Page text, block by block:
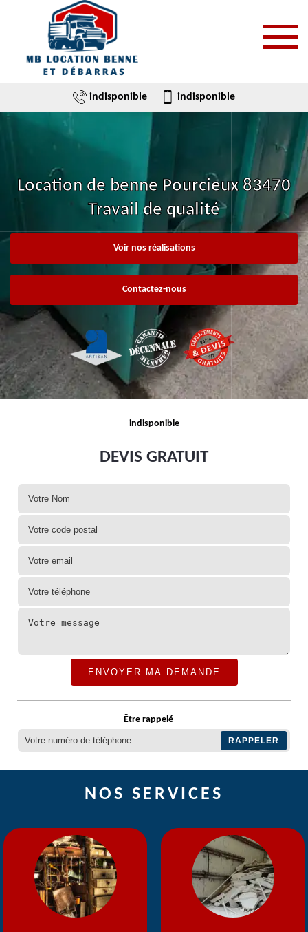
indisponible indisponible
Location de benne Pourcieux 83470
Travail de qualité
Voir nos réalisations
Contactez-nous
indisponible
DEVIS GRATUIT
Être rappelé
NOS SERVICES